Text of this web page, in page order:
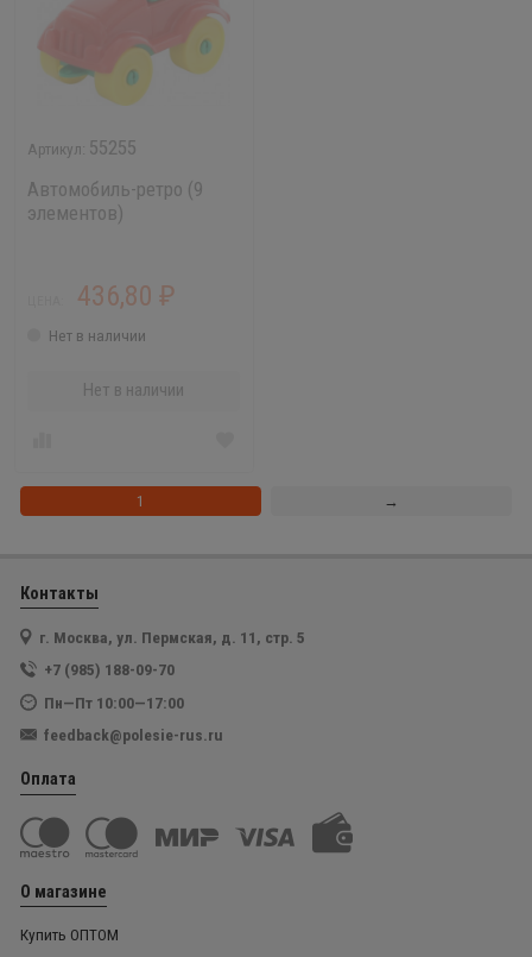
55255
Автомобиль-ретро (9
элементов)
436,80 ₽
Нет в наличии
Нет в наличии
1 →
Контакты
г. Москва, ул. Пермская, д. 11, стр. 5
+7 (985) 188-09-70
Пн—Пт 10:00—17:00
feedback@polesie-rus.ru
Оплата
О магазине
Купить ОПТОМ